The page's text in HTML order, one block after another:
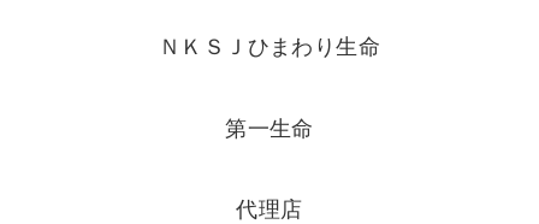
ＮＫＳＪひまわり生命
第一生命
代理店